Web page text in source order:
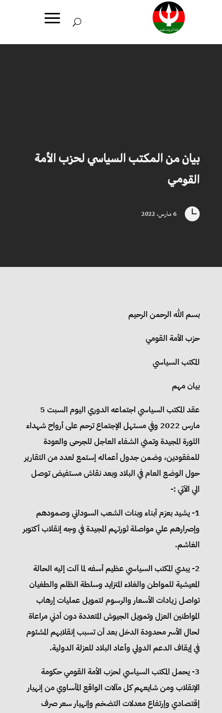
بيان من المكتب السياسي لحزب الأمة
القومي
 6 مارس، 2022
بسم الله الرحمن الرحيم
حزب الأمة القومي
المكتب السياسي
بيان مهم
عقد المكتب السياسي اجتماعه الدوري اليوم السبت 5
مارس 2022 وفي مستهل الإجتماع ترحم على أرواح شهداء
الثورة المجيدة وتمني الشفاء العاجل للجرحى والعودة
للمفقودين، وضمن جدول أعماله إستمع لعدد من التقارير
حول الوضع العام في البلاد وبعد نقاش مستفيض توصل
الي الآتي :-
1- يشيد بعزم أبناء وبنات الشعب السوداني وصمودهم
وإصرارهم علي مواصلة ثورتهم المجيدة في وجه إنقلاب أكتوبر
الغاشم.
2- يبدي المكتب السياسي عظيم أسفه لما آلت إليه الحالة
المعيشية للمواطن والغلاء المتزايد وسلطة الظلم والطغيان
تواصل زيادات الأسعار والرسوم لتمويل عمليات إرهاب
المواطنين العزل وتمويل الجيوش المتعددة دون أدني مراعاة
لحال الأسر محدودة الدخل بعد أن تسبب إنقلابهم المشئوم
في إيقاف الدعم الدولي وأعاد البلاد للعزلة الدولية.
3- يحمل المكتب السياسي لحزب الأمة القومي حكومة
الإنقلاب ومن شايعهم كل مآلات الواقع المأساوي من إنهيار
إقتصادي وإرتفاع معدلات التضخم وإنهيار سعر صرف